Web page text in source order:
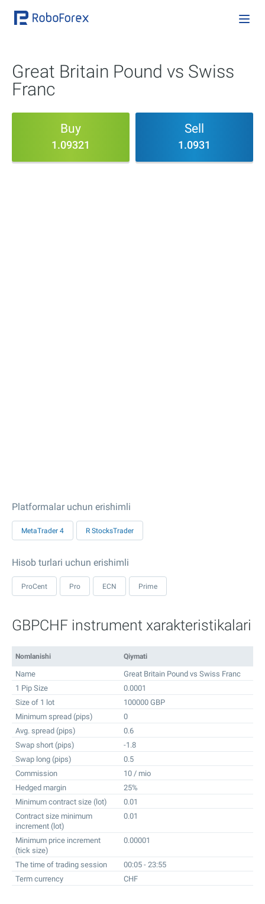
Great Britain Pound vs Swiss
Franc
Buy
1.09321
Sell
1.0931
Platformalar uchun erishimli
MetaTrader 4 R StocksTrader
Hisob turlari uchun erishimli
ProCent Pro ECN Prime
GBPCHF instrument xarakteristikalari
Nomlanishi Qiymati
Name
Great Britain Pound vs Swiss Franc
1 Pip Size
0.0001
Size of 1 lot
100000 GBP
Minimum spread (pips)
0
Avg. spread (pips)
0.6
Swap short (pips)
-1.8
Swap long (pips)
0.5
Commission
10 / mio
Hedged margin
25%
Minimum contract size (lot)
0.01
Contract size minimum
increment (lot)
0.01
Minimum price increment
(tick size)
0.00001
The time of trading session
00:05 - 23:55
Term currency
CHF